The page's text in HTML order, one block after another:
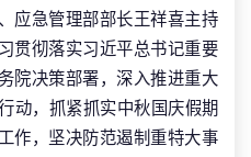
应急管理部部长王祥喜主持
贯彻落实习近平总书记重要
院决策部署，深入推进重大
动，抓紧抓实中秋国庆假期
作，坚决防范遏制重特大事